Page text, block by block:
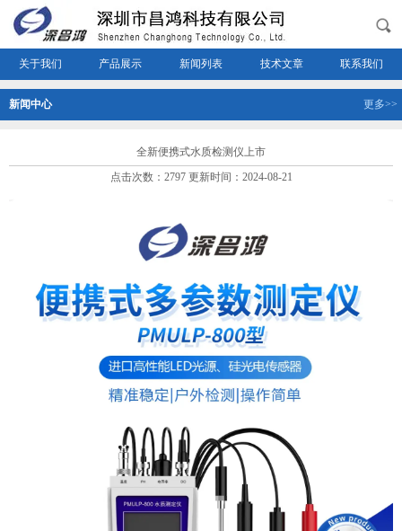
关于我们 产品展示 新闻列表 技术文章 联系我们
新闻中心 更多>>
全新便携式水质检测仪上市
点击次数：2797 更新时间：2024-08-21